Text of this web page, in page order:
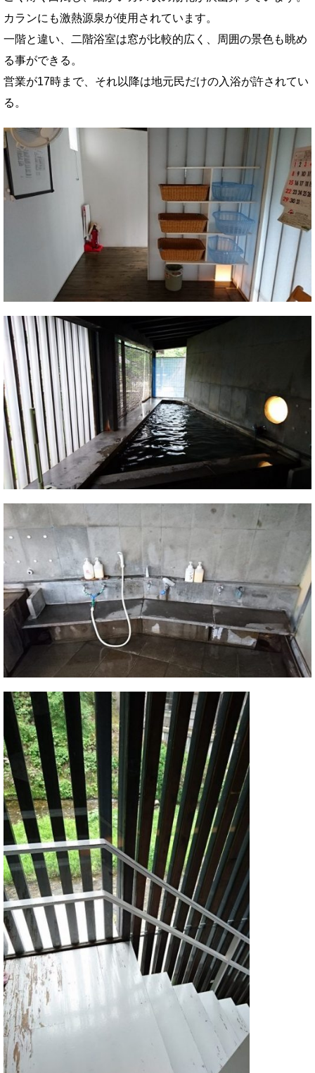
カランにも激熱源泉が使用されています。
一階と違い、二階浴室は窓が比較的広く、周囲の景色も眺め
る事ができる。
営業が17時まで、それ以降は地元民だけの入浴が許されてい
る。